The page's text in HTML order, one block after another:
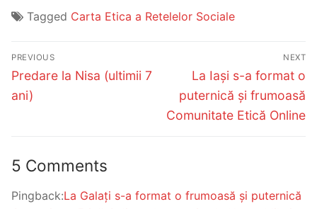
Tagged Carta Etica a Retelelor Sociale
Post
navigation
PREVIOUS
Previous
post:
Predare la Nisa (ultimii 7
ani)
NEXT
Next
post:
La Iași s-a format o
puternică și frumoasă
Comunitate Etică Online
5 Comments
Pingback:La Galați s-a format o frumoasă și puternică